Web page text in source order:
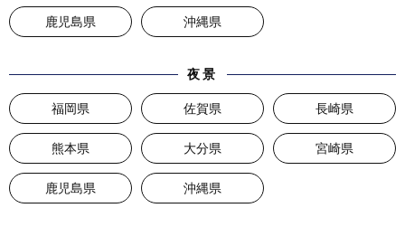
鹿児島県 沖縄県
夜景
福岡県 佐賀県 長崎県
熊本県 大分県 宮崎県
鹿児島県 沖縄県